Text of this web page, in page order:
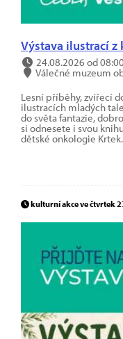
Výstava ilustrací z
24.08.2026 od
Válečné muzeum
Lesní příběhy, zvířecí
ilustracích mladých
do světa fantazie,
si odnesete i svou
dětské onkologie Krtek.
kulturní akce ve čtvrtek